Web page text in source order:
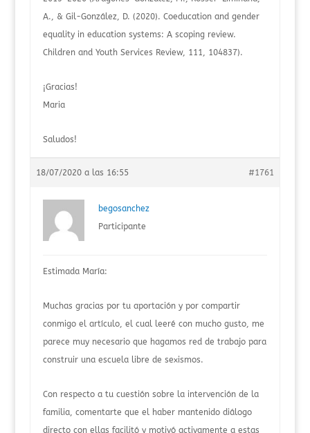
A., & Gil-González, D. (2020). Coeducation and gender
equality in education systems: A scoping review.
Children and Youth Services Review, 111, 104837).
¡Gracias!
Maria
Saludos!
18/07/2020 a las 16:55 #1761
begosanchez
Participante
Estimada María:
Muchas gracias por tu aportación y por compartir
conmigo el artículo, el cual leeré con mucho gusto, me
parece muy necesario que hagamos red de trabajo para
construir una escuela libre de sexismos.
Con respecto a tu cuestión sobre la intervención de la
familia, comentarte que el haber mantenido diálogo
directo con ellas facilitó y motivó activamente a estas